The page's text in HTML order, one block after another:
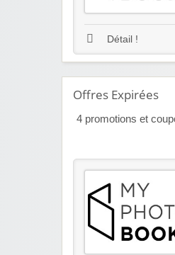
Détail !
Offres Expirées
4 promotions et